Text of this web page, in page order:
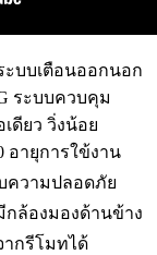
ะบบเตือนออกนอก
ระบบควบคุม
ดียว วิ่งน้อย
อายุการใข้งาน
ความปลอดภัย
กล้องมองด้านข้าง
ากรีโมทได้